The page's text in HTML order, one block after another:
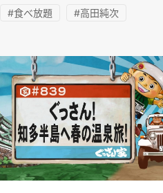
#食べ放題 #高田純次